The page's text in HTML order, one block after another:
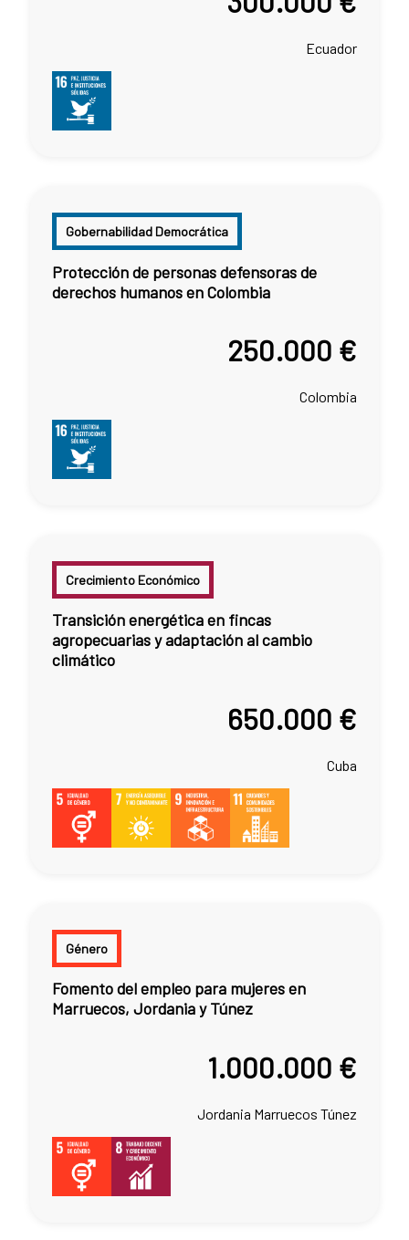
Ecuador
Gobernabilidad Democrática
Protección de personas defensoras de
derechos humanos en Colombia
250.000 €
Colombia
Crecimiento Económico
Transición energética en fincas
agropecuarias y adaptación al cambio
climático
650.000 €
Cuba
Género
Fomento del empleo para mujeres en
Marruecos, Jordania y Túnez
1.000.000 €
Jordania Marruecos Túnez